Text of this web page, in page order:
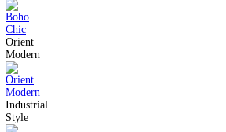
Orient
Modern
Industrial
Style